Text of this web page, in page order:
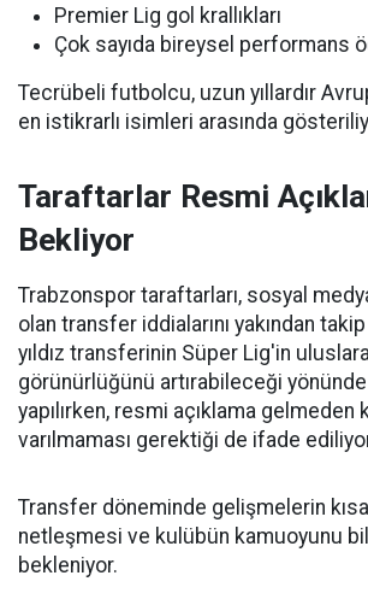
Premier Lig gol krallıkları
Çok sayıda bireysel performans
Tecrübeli futbolcu, uzun yıllardır
en istikrarlı isimleri arasında
Taraftarlar Resmi
Bekliyor
Trabzonspor taraftarları, sosyal
olan transfer iddialarını yakından
yıldız transferinin Süper Lig'in
görünürlüğünü artırabileceği
yapılırken, resmi açıklama
varılmaması gerektiği de ifade
Transfer döneminde gelişmelerin
netleşmesi ve kulübün kamuoyunu
bekleniyor.